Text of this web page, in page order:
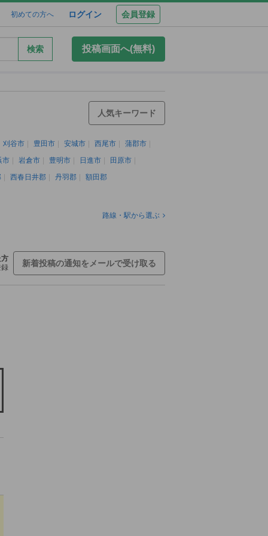
初めての方へ ログイン 会員登録
検索 投稿画面へ(無料)
人気キーワード
刈谷市 豊田市 安城市 西尾市
蒲郡市
市
岩倉市 豊明市 日進市
田原市
西春日井郡 丹羽郡 額田郡
路線・駅から選ぶ
新着投稿の通知をメールで受け取る